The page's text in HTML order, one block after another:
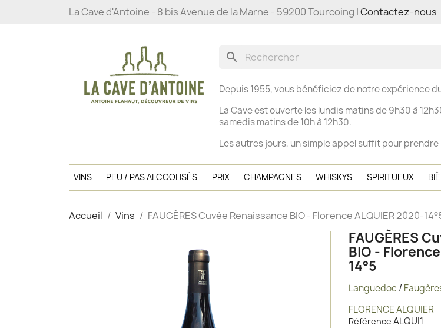
La Cave d'Antoine - 8 bis Avenue de la Marne - 59200 Tourcoing |Contactez-nous
search
Depuis 1955, vous bénéficiez de notre expérience
La Cave est ouverte leslundis matins de 9h30 à
samedis matins de 10h à 12h30.
Les autres jours, un simple appel suffit pour
VINS PEU / PAS ALCOOLISÉS PRIX CHAMPAGNES WHISKYS SPIRITUEUX
Accueil Vins FAUGÈRES Cuvée Renaissance BIO - Florence ALQUIER 2020-
FAUGÈRES
BIO -
14°5
Languedoc /
FLORENCE ALQUIER
Référence ALQUI1